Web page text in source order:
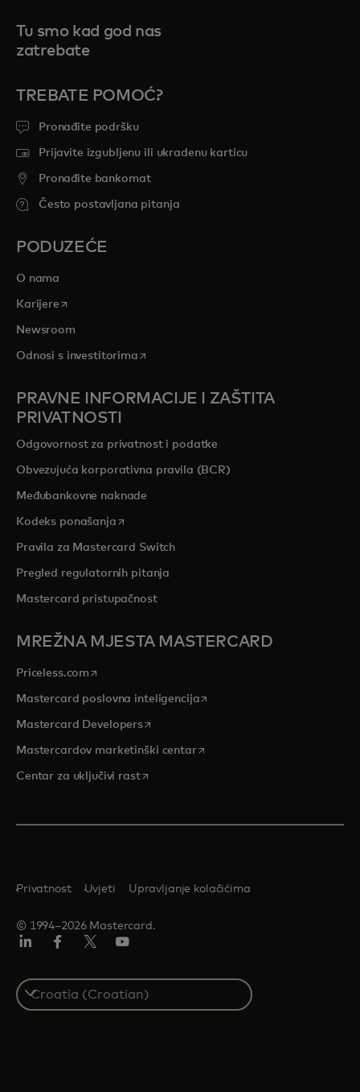
Tu smo kad god nas
zatrebate
TREBATE POMOĆ?
Pronađite podršku
Prijavite izgubljenu ili ukradenu karticu
Pronađite bankomat
Često postavljana pitanja
PODUZEĆE
O nama
Karijereopens in a new tab
Newsroom
Odnosi s investitorimaopens in a new tab
PRAVNE INFORMACIJE I ZAŠTITA
PRIVATNOSTI
Odgovornost za privatnost i podatke
Obvezujuća korporativna pravila (BCR)
Međubankovne naknade
Kodeks ponašanjaopens in a new tab
Pravila za Mastercard Switch
Pregled regulatornih pitanja
Mastercard pristupačnost
MREŽNA MJESTA MASTERCARD
Priceless.com opens in a new tab
Mastercard poslovna inteligencijaopens in a new tab
Mastercard Developersopens in a new tab
Mastercardov marketinški centaropens in a new tab
Centar za uključivi rastopens in a new tab
© 1994–2026 Mastercard.
Privatnost Uvjeti Upravljanje kolačićima
Select
a
country